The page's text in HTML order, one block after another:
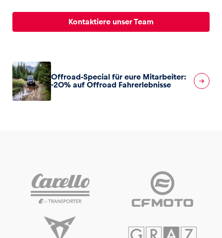
BusinessKontaktiere unser Team
Offroad-Special für eure Mitarbeiter:
-20% auf Offroad Fahrerlebnisse